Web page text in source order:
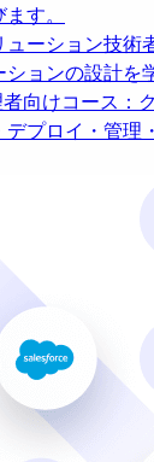
す。
ューション技術
ョンの設計を
向けコース：
プロイ・管理